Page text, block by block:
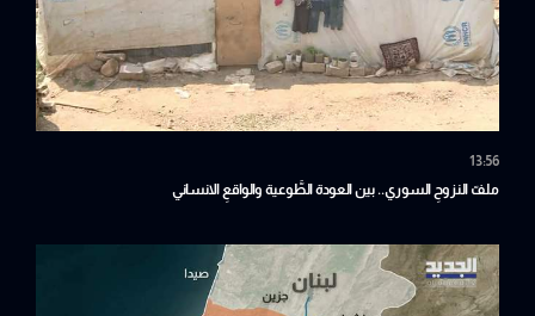
13:56
ملفّ النزوحِ السوري.. بين العودة الطَّوعية والواقعِ الانساني